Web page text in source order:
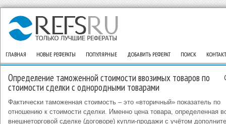
ГЛАВНАЯ НОВЫЕ РЕФЕРАТЫ ПОПУЛЯРНЫЕ ДОБАВИТЬ РЕФЕРАТ ПОИСК
Определение таможенной стоимости ввозимых товаров по
стоимости сделки с однородными товарами
Фактически таможенная стоимость – это «вторичный» показатель по
отношению к стоимости сделки. Именно цена товара, определенная
внешнеторговой сделке (договоре) купли-продажи с учётом